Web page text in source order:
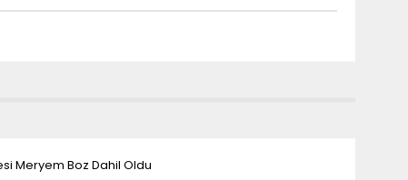
Meryem Boz Dahil Oldu